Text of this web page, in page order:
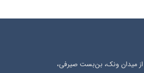
از میدان ونک، بن‌بست صیرفی،